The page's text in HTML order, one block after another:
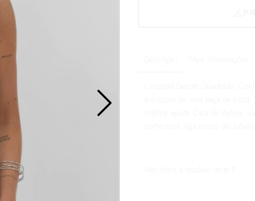
e o toque de uma peça de
melhor ajuste. Dica de styling: